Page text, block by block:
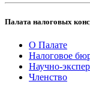
Палата налоговых
О Палате
Налоговое
Научно-
Членство